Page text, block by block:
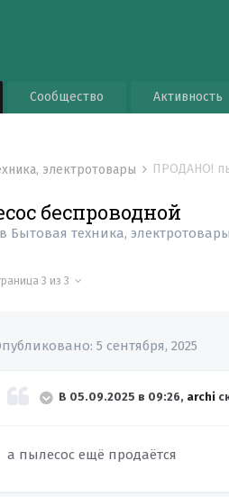
Сообщество Активность
электротовары ПРОДАНО!
беспроводной
в Бытовая техника, электротовары
3 из 3
5 сентября, 2025
В 05.09.2025 в 09:26, archi
а пылесос ещё продаётся